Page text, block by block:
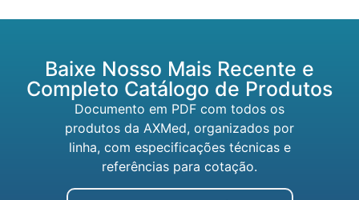
Baixe Nosso Mais Recente e
Completo Catálogo de Produtos
Documento em PDF com todos os
produtos da AXMed, organizados por
linha, com especificações técnicas e
referências para cotação.